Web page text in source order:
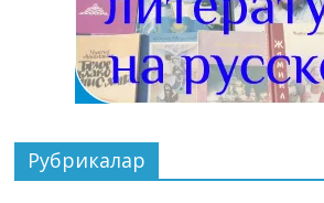
Рубрикалар